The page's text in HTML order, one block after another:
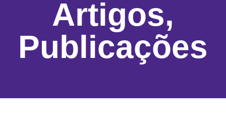
Artigos,
Publicações